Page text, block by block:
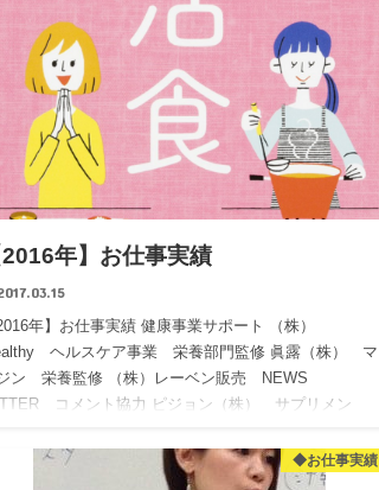
2016年】お仕事実績
2016年】お仕事実績 健康事業サポート （株）
ヘルスケア事業 栄養部門監修 眞露（株） マ
ン 栄養監修 （株）レーベン販売 NEWS
コメント協力 ピジョン（株） サプリメン
◆お仕事実績